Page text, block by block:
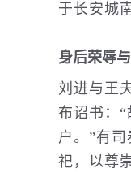
于长安城
身后荣辱
刘进与王
布诏书：
户。”有
祀，以尊